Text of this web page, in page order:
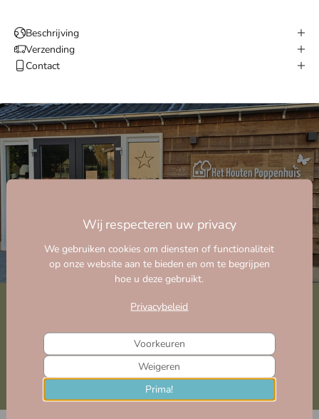
Beschrijving
Verzending
Contact